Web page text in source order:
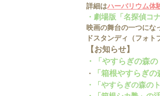
詳細はハーバリウム体
・劇場版「名探偵コ
映画の舞台の一つにな
ドスタンディ（フォ
【お知らせ】
・「やすらぎの森
・ 「箱根やすらぎ
・「やすらぎの森の